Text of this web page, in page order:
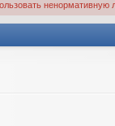
ненормативную